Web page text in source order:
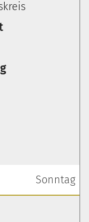
Sonntag
2026